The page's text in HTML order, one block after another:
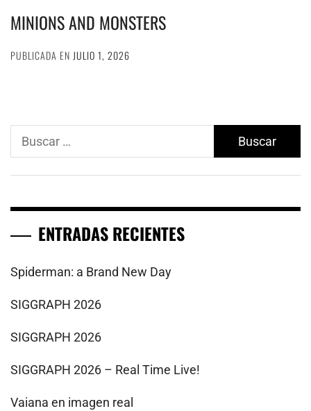
MINIONS AND MONSTERS
PUBLICADA EN JULIO 1, 2026
Buscar:
ENTRADAS RECIENTES
Spiderman: a Brand New Day
SIGGRAPH 2026
SIGGRAPH 2026
SIGGRAPH 2026 – Real Time Live!
Vaiana en imagen real